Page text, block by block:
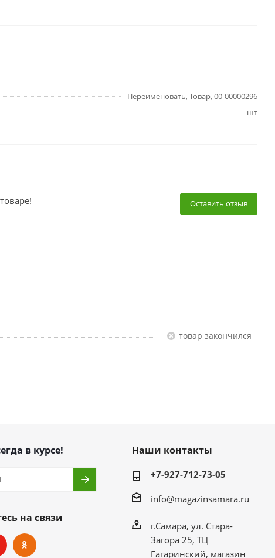
Переименовать, Товар, 00-00000296
шт
Оставить отзыв
Товар закончился
в курсе!
на связи
Наши контакты
+7-927-712-73-05
info@magazinsamara.ru
г.Самара, ул. Стара-
Загора 25, ТЦ
Гагаринский, магазин